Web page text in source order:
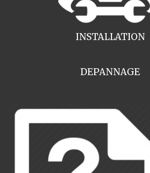
INSTALLATION
DEPANNAGE